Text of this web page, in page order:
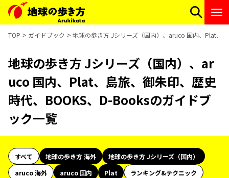
TOP ガイドブック 地球の歩き方 Jシリーズ（国内）、aruco 国内、Plat、
地球の歩き方 Jシリーズ（国内）、ar
uco 国内、Plat、島旅、御朱印、歴史
時代、BOOKS、D-Booksのガイドブ
ック一覧
すべて 地球の歩き方 海外
地球の歩き方 Jシリーズ（国内）
aruco 海外
aruco 国内 Plat
ランキング&テクニック